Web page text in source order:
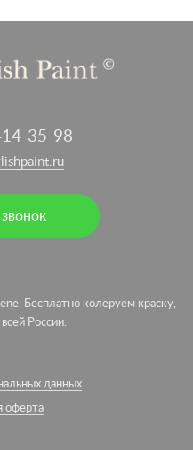
35-98
Бесплатно колеруем краску,
России.
данных
оферта